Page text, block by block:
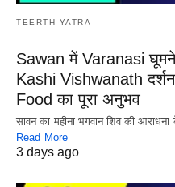
TEERTH YATRA
Sawan में Varanasi
Kashi Vishwanath
Food का पूरा अनुभव
सावन का महीना भगवान शिव की
Read More
3 days ago